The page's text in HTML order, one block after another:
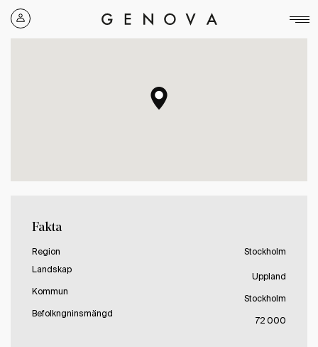
Genova
Property
Fakta
Region
Stockholm
Landskap
Uppland
Kommun
Stockholm
Befolkngninsmängd
72 000